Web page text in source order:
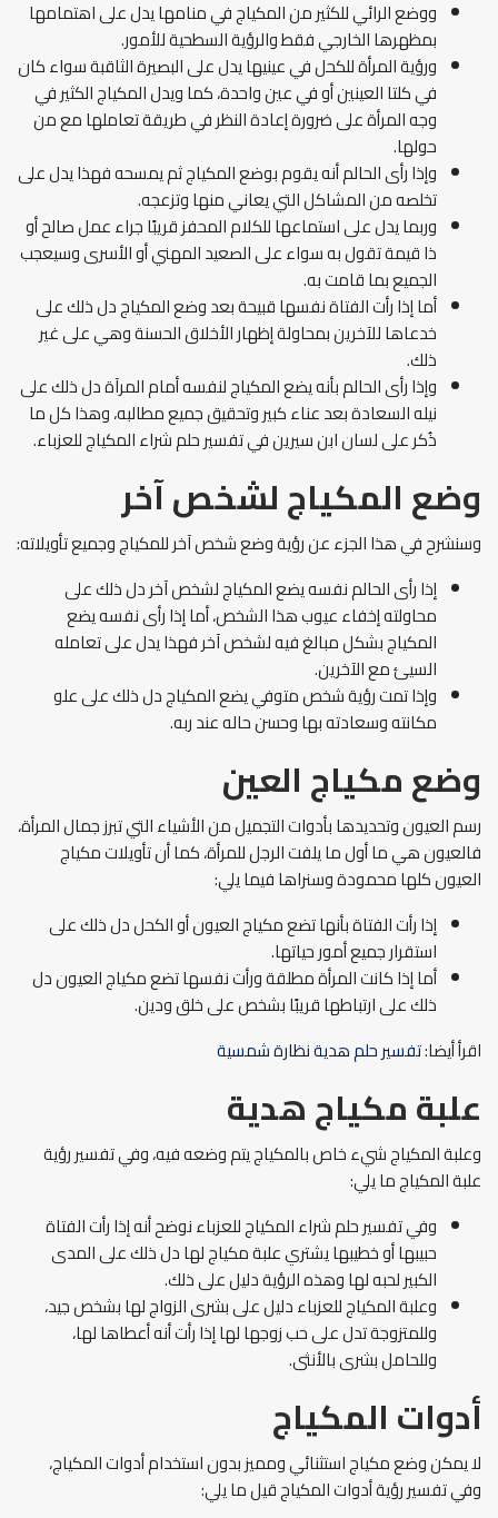
ووضع الرائي للكثير من المكياج في منامها يدل على اهتمامها
بمظهرها الخارجي فقط والرؤية السطحية للأمور.
ورؤية المرأة للكحل في عينيها يدل على البصيرة الثاقبة سواء كان
في كلتا العينين أو في عين واحدة، كما ويدل المكياج الكثير في
وجه المرأة على ضرورة إعادة النظر في طريقة تعاملها مع من
حولها.
وإذا رأى الحالم أنه يقوم بوضع المكياج ثم يمسحه فهذا يدل على
تخلصه من المشاكل التي يعاني منها وتزعجه.
وربما يدل على استماعها للكلام المحفز قريبًا جراء عمل صالح أو
ذا قيمة تقول به سواء على الصعيد المهني أو الأسرى وسيعجب
الجميع بما قامت به.
أما إذا رأت الفتاة نفسها قبيحة بعد وضع المكياج دل ذلك على
خدعاها للآخرين بمحاولة إظهار الأخلاق الحسنة وهي على غير
ذلك.
وإذا رأى الحالم بأنه يضع المكياج لنفسه أمام المرآة دل ذلك على
نيله السعادة بعد عناء كبير وتحقيق جميع مطالبه، وهذا كل ما
ذُكر على لسان ابن سيرين في تفسير حلم شراء المكياج للعزباء.
وضع المكياج لشخص آخر
وسنشرح في هذا الجزء عن رؤية وضع شخص آخر للمكياج وجميع تأويلاته:
إذا رأى الحالم نفسه يضع المكياج لشخص آخر دل ذلك على
محاولته إخفاء عيوب هذا الشخص، أما إذا رأى نفسه يضع
المكياج بشكل مبالغ فيه لشخص آخر فهذا يدل على تعامله
السيئ مع الآخرين.
وإذا تمت رؤية شخص متوفي يضع المكياج دل ذلك على علو
مكانته وسعادته بها وحسن حاله عند ربه.
وضع مكياج العين
رسم العيون وتحديدها بأدوات التجميل من الأشياء التي تبرز جمال المرأة،
فالعيون هي ما أول ما يلفت الرجل للمرأة، كما أن تأويلات مكياج
العيون كلها محمودة وسنراها فيما يلي:
إذا رأت الفتاة بأنها تضع مكياج العيون أو الكحل دل ذلك على
استقرار جميع أمور حياتها.
أما إذا كانت المرأة مطلقة ورأت نفسها تضع مكياج العيون دل
ذلك على ارتباطها قريبًا بشخص على خلق ودين.
اقرأ أيضا:تفسير حلم هدية نظارة شمسية
علبة مكياج هدية
وعلبة المكياج شيء خاص بالمكياج يتم وضعه فيه، وفي تفسير رؤية
علبة المكياج ما يلي:
وفي تفسير حلم شراء المكياج للعزباء نوضح أنه إذا رأت الفتاة
حبيبها أو خطيبها يشتري علبة مكياج لها دل ذلك على المدى
الكبير لحبه لها وهذه الرؤية دليل على ذلك.
وعلبة المكياج للعزباء دليل على بشرى الزواج لها بشخص جيد،
وللمتزوجة تدل على حب زوجها لها إذا رأت أنه أعطاها لها،
وللحامل بشرى بالأنثى.
أدوات المكياج
لا يمكن وضع مكياج استثنائي ومميز بدون استخدام أدوات المكياج،
وفي تفسير رؤية أدوات المكياج قيل ما يلي: